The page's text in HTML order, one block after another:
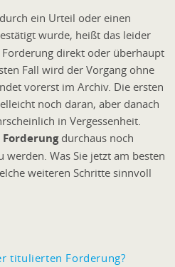
ein Urteil oder einen
wurde, heißt das leider
direkt oder überhaupt
Fall wird der Vorgang ohne
vorerst im Archiv. Die ersten
noch daran, aber danach
in Vergessenheit.
durchaus noch
werden. Was Sie jetzt am besten
weiteren Schritte sinnvoll
titulierten Forderung?